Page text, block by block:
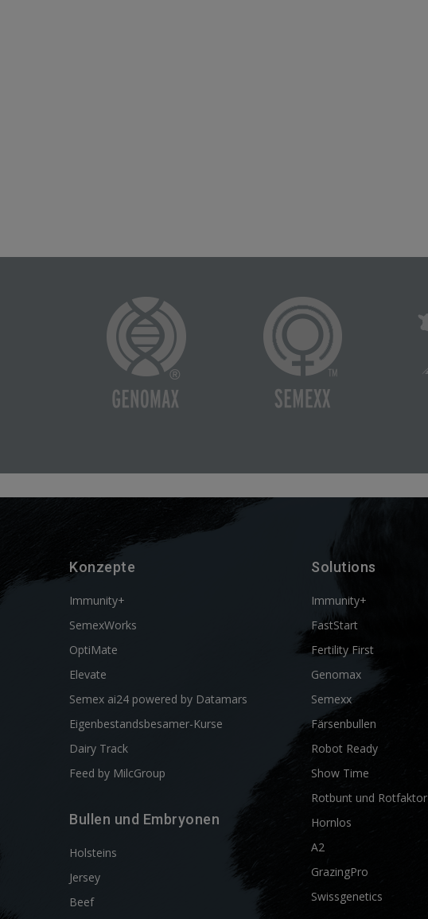
Konzepte
Immunity+
SemexWorks
OptiMate
Elevate
Semex ai24 powered by Datamars
Eigenbestandsbesamer-Kurse
Dairy Track
Feed by MilcGroup
Bullen und Embryonen
Holsteins
Jersey
Beef
Solutions
Immunity+
FastStart
Fertility First
Genomax
Semexx
Färsenbullen
Robot Ready
Show Time
Rotbunt und Rotfaktor
Hornlos
A2
GrazingPro
Swissgenetics